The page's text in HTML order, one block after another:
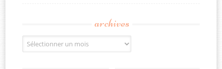
archives
Archives